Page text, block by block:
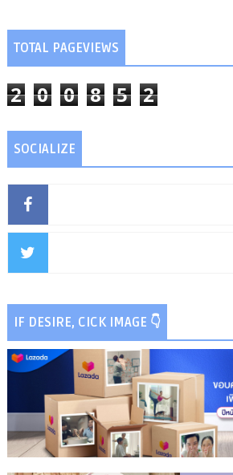
TOTAL PAGEVIEWS
2 0 0 8 5 2
SOCIALIZE
IF DESIRE, CICK IMAGE 👇